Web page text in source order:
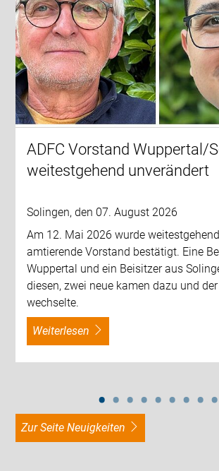
ADFC Vorstand Wuppertal/
weitestgehend unverändert
Solingen, den 07. August 2026
Am 12. Mai 2026 wurde
amtierende Vorstand bestätigt. Eine
Wuppertal und ein Beisitzer aus
diesen, zwei neue kamen dazu und
wechselte.
weiterlesen
zur Seite Neuigkeiten